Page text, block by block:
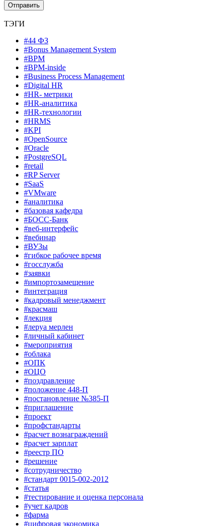
ТЭГИ
#44 ФЗ
#Bonus Management System
#BPM
#BPM-inside
#Business Process Management
#Digital HR
#HR- метрики
#HR-аналитика
#HR-технологии
#HRMS
#KPI
#OpenSource
#Oracle
#PostgreSQL
#retail
#RP Server
#SaaS
#VMware
#аналитика
#базовая кафедра
#БОСС-Банк
#веб-интерфейс
#вебинар
#ВУЗы
#гибкое рабочее время
#госслужба
#заявки
#импортозамещение
#интеграция
#кадровый менеджмент
#красмаш
#лекция
#леруа мерлен
#личный кабинет
#мероприятия
#облака
#ОПК
#ОЦО
#поздравление
#положение 448-П
#постановление №385-П
#приглашение
#проект
#профстандарты
#расчет вознаграждений
#расчет зарплат
#реестр ПО
#решение
#сотрудничество
#стандарт 0015-002-2012
#статья
#тестирование и оценка персонала
#учет кадров
#фарма
#цифровая экономика